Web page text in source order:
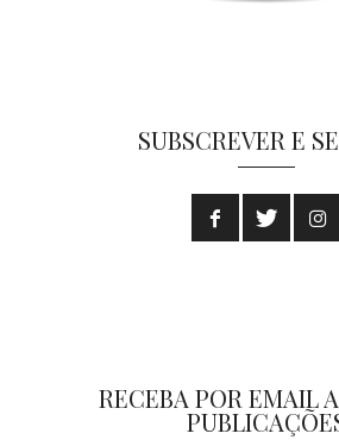
SUBSCREVER E
RECEBA POR EMAIL